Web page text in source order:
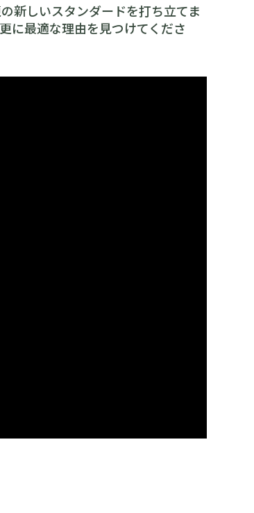
新しいスタンダードを打ち立てま
に最適な理由を見つけてくださ